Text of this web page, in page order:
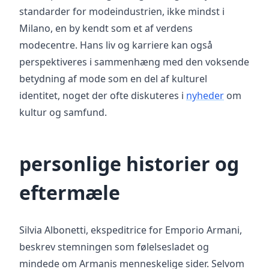
standarder for modeindustrien, ikke mindst i
Milano, en by kendt som et af verdens
modecentre. Hans liv og karriere kan også
perspektiveres i sammenhæng med den voksende
betydning af mode som en del af kulturel
identitet, noget der ofte diskuteres i nyheder om
kultur og samfund.
personlige historier og
eftermæle
Silvia Albonetti, ekspeditrice for Emporio Armani,
beskrev stemningen som følelsesladet og
mindede om Armanis menneskelige sider. Selvom